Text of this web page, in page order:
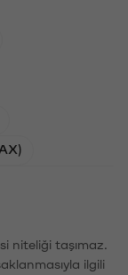
niteliği taşımaz.
ilgili